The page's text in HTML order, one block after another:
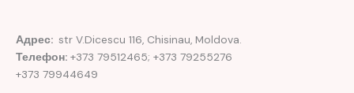
Адрес: str V.Dicescu 116, Chisinau, Moldova.
Телефон: +373 79512465; +373 79255276
+373 79944649